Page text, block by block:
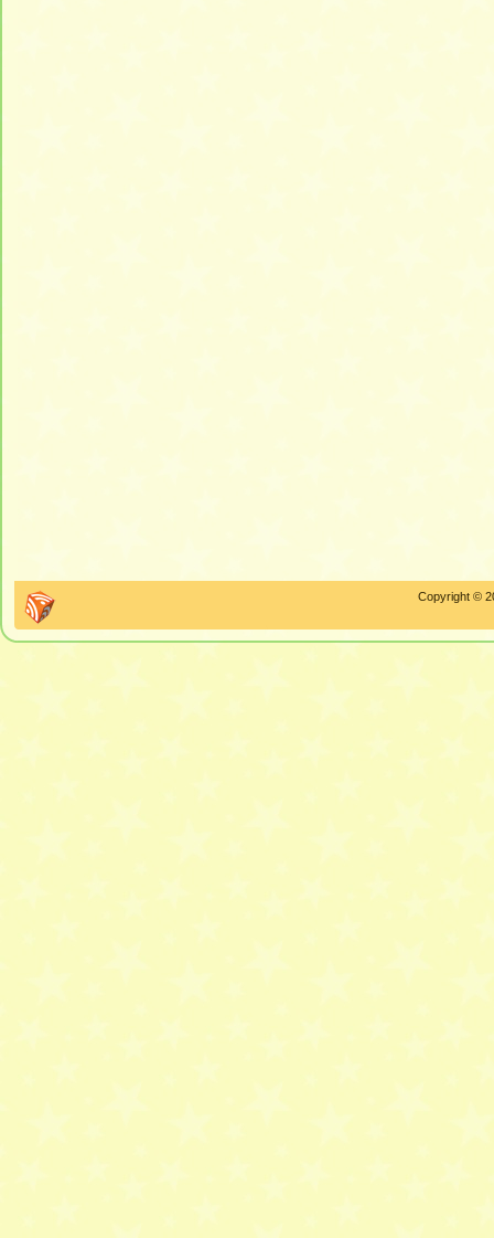
Copyright ©